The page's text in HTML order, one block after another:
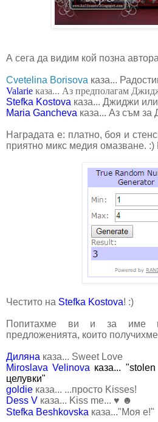
А сега да видим кой позна
Cvetelina Borisova каза...
Valarie каза... Аз предполагам
Stefka Kostova каза... Джиджи
Maria Gancheva каза... Аз съм за
Наградата е: платно, боя и
приятно микс медия омазване. :)
Честито на Stefka Kostova! :)
Попитахме ви и за име
предложенията, които
Диляна каза... Sweet Love
Miroslava Velinova каза...
целувки"
goldie каза... ...просто Kisses!
Dess V каза... Kiss me... ♥ ☻
Stefka Beshkovska каза..."Моя е!"